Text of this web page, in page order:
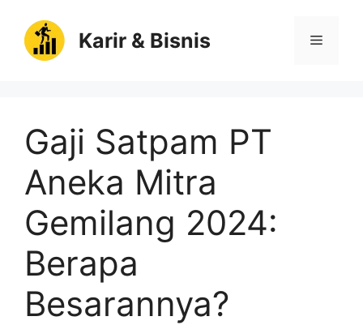
Karir & Bisnis Menu
Gaji Satpam PT
Aneka Mitra
Gemilang 2024:
Berapa
Besarannya?